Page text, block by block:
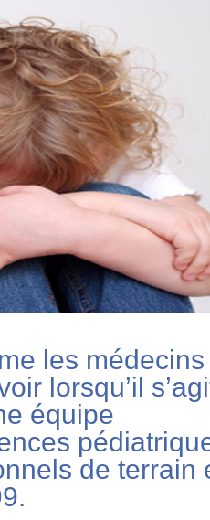
les médecins
lorsqu’il
équipe
de terrain